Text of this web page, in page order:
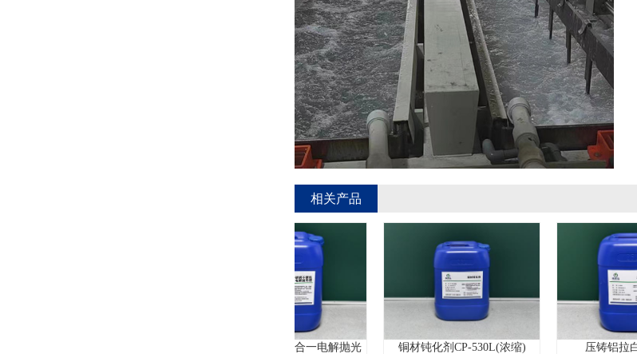
相关产品
不锈钢不锈铁二合一电解抛光
铜材钝化剂CP-530L(浓缩) 压铸铝拉白剂L-6620